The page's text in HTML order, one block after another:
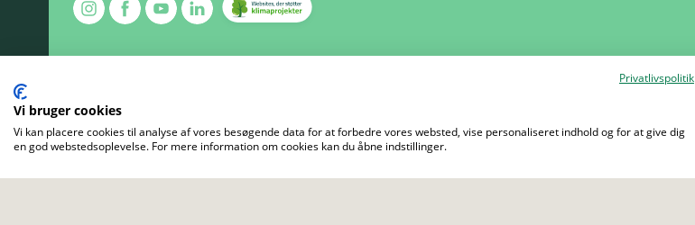
Privatlivspolitik
Vi bruger cookies
Vi kan placere cookies til analyse af vores besøgende data for at forbedre vores websted, vise personaliseret indhold og for at give dig
en god webstedsoplevelse. For mere information om cookies kan du åbne indstillinger.